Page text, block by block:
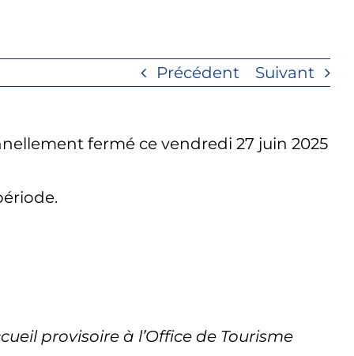
Précédent Suivant
fermé ce vendredi 27 juin 2025
provisoire à l’Office de Tourisme